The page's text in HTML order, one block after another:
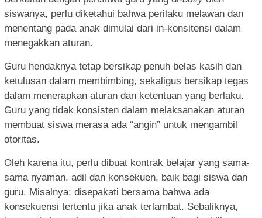
siswanya, perlu diketahui bahwa perilaku melawan dan
menentang pada anak dimulai dari in-konsitensi dalam
menegakkan aturan.
Guru hendaknya tetap bersikap penuh belas kasih dan
ketulusan dalam membimbing, sekaligus bersikap tegas
dalam menerapkan aturan dan ketentuan yang berlaku.
Guru yang tidak konsisten dalam melaksanakan aturan
membuat siswa merasa ada “angin” untuk mengambil
otoritas.
Oleh karena itu, perlu dibuat kontrak belajar yang sama-
sama nyaman, adil dan konsekuen, baik bagi siswa dan
guru. Misalnya: disepakati bersama bahwa ada
konsekuensi tertentu jika anak terlambat. Sebaliknya,